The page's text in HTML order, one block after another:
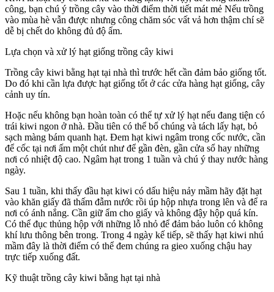
công, bạn chú ý trồng cây vào thời điểm thời tiết mát mẻ Nếu trồng
vào mùa hè vẫn được nhưng công chăm sóc vất vả hơn thậm chí sẽ
dễ bị chết do không đủ độ ẩm.
Lựa chọn và xử lý hạt giống trồng cây kiwi
Trồng cây kiwi bằng hạt tại nhà thì trước hết cần đảm bảo giống tốt.
Do đó khi cần lựa được hạt giống tốt ở các cửa hàng hạt giống, cây
cảnh uy tín.
Hoặc nếu không bạn hoàn toàn có thể tự xử lý hạt nếu đang tiện có
trái kiwi ngon ở nhà. Đầu tiên có thể bổ chúng và tách lấy hạt, bỏ
sạch màng bám quanh hạt. Đem hạt kiwi ngâm trong cốc nước, cần
để cốc tại nơi ấm một chút như để gần đèn, gần cửa sổ hay những
nơi có nhiệt độ cao. Ngâm hạt trong 1 tuần và chú ý thay nước hàng
ngày.
Sau 1 tuần, khi thấy đầu hạt kiwi có dấu hiệu nảy mầm hãy đặt hạt
vào khăn giấy đã thấm đẫm nước rồi úp hộp nhựa trong lên và để ra
nơi có ánh nắng. Cần giữ ẩm cho giấy và không đậy hộp quá kín.
Có thể đục thủng hộp với những lỗ nhỏ để đảm bảo luôn có không
khí lưu thông bên trong. Trong 4 ngày kế tiếp, sẽ thấy hạt kiwi nhú
mầm đây là thời điểm có thể đem chúng ra gieo xuống chậu hay
trực tiếp xuống đất.
Kỹ thuật trồng cây kiwi bằng hạt tại nhà